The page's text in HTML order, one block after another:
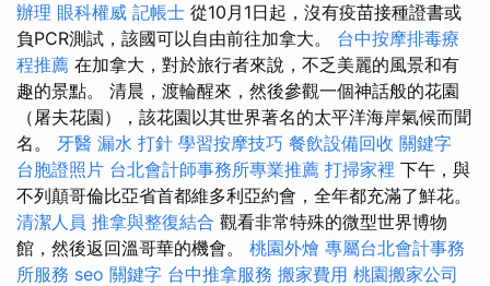
辦理 眼科權威 記帳士 從10月1日起，沒有疫苗接種證書或
負PCR測試，該國可以自由前往加拿大。 台中按摩排毒療
程推薦 在加拿大，對於旅行者來說，不乏美麗的風景和有
趣的景點。 清晨，渡輪醒來，然後參觀一個神話般的花園
（屠夫花園），該花園以其世界著名的太平洋海岸氣候而聞
名。 牙醫 漏水 打針 學習按摩技巧 餐飲設備回收 關鍵字
台胞證照片 台北會計師事務所專業推薦 打掃家裡 下午，與
不列顛哥倫比亞省首都維多利亞約會，全年都充滿了鮮花。
清潔人員 推拿與整復結合 觀看非常特殊的微型世界博物
館，然後返回溫哥華的機會。 桃園外燴 專屬台北會計事務
所服務 seo 關鍵字 台中推拿服務 搬家費用 桃園搬家公司